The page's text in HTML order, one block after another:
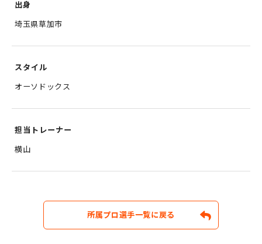
出身
埼玉県草加市
スタイル
オーソドックス
担当トレーナー
横山
所属プロ選手一覧に戻る